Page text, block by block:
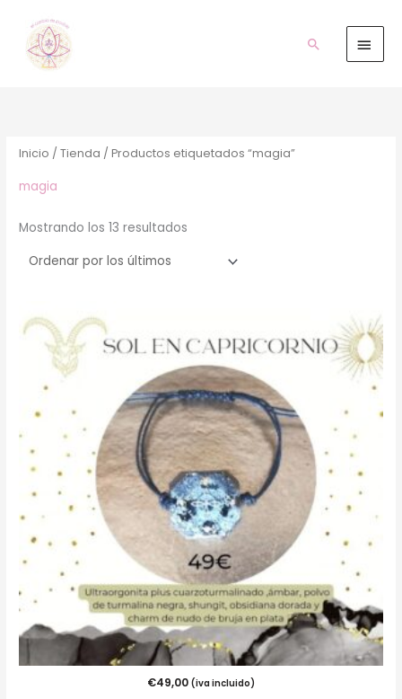
contenido
Buscar
Inicio /Tienda / Productos etiquetados “magia”
magia
Mostrando los 13 resultados
€49,00 (iva incluido)